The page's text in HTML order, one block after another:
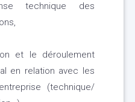
technique des
et le déroulement
en relation avec les
(technique/